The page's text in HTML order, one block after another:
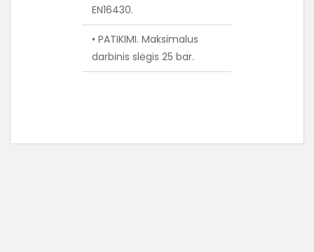
EN16430.
• PATIKIMI. Maksimalus
darbinis slėgis 25 bar.